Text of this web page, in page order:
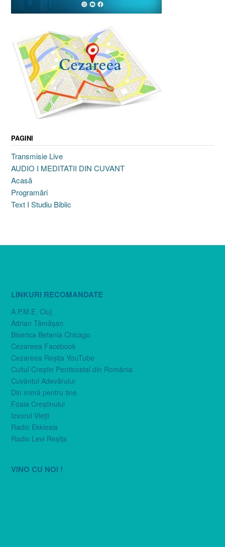
PAGINI
Transmisie Live
AUDIO I MEDITATII DIN CUVANT
Acasă
Programări
Text I Studiu Biblic
LINKURI RECOMANDATE
A.P.M.E. Cluj
Adrian Tămăşan
Biserica Betania Chicago
Cezareea Facebook
Cezareea Reşiţa YouTube
Cultul Creştin Penticostal din România
Cuvântul Adevărului
Din inimă pentru tine
Foaia Creştinului
Izvorul Vieţii
Radio Ekklesia
Radio Levi Reşiţa
VINO CU NOI !